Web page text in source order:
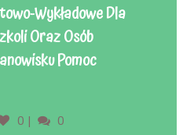
Wykładowe Dla
Oraz Osób
Pomoc
0 0